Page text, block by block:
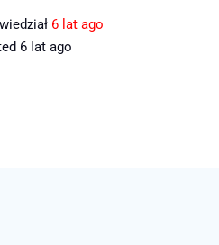
6 lat ago
6 lat ago